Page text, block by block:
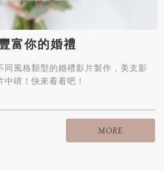
富你的婚禮
同風格類型的婚禮影片製作，美支影
唷！快來看看吧！
MORE